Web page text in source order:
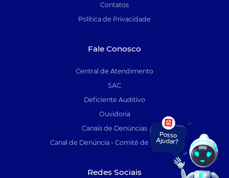
Contatos
Política de Privacidade
Fale Conosco
Central de Atendimento
SAC
Deficiente Auditivo
Ouvidoria
Canais de Denúncias
Canal de Denúncia - Comitê de Auditoria
Redes Sociais